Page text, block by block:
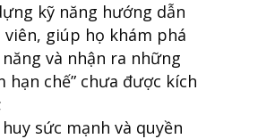
kỹ năng hướng dẫn
viên, giúp họ khám phá
và nhận ra những
hạn chế” chưa được kích
sức mạnh và quyền